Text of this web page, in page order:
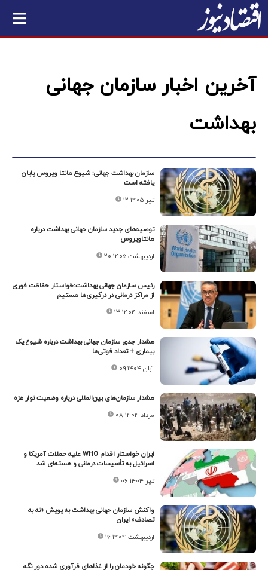
آخرین اخبار سازمان جهانی
بهداشت
سازمان بهداشت جهانی: شیوع هانتا ویروس پایان
یافته است
۱۲ تیر ۱۴۰۵
توصیه‌های جدید سازمان جهانی بهداشت درباره
هانتاویروس
۲۰ اردیبهشت ۱۴۰۵
رئیس سازمان جهانی بهداشت:خواستار حفاظت فوری
از مراکز درمانی در درگیری‌ها هستیم
۱۳ اسفند ۱۴۰۴
هشدار جدی سازمان جهانی بهداشت درباره شیوع یک
بیماری + تعداد فوتی‌ها
۰۹ آبان ۱۴۰۴
هشدار سازمان‌های بین‌المللی درباره وضعیت نوار غزه
۰۸ مرداد ۱۴۰۴
ایران خواستار اقدام WHO علیه حملات آمریکا و
اسرائیل به تأسیسات درمانی و هسته‌ای شد
۰۶ تیر ۱۴۰۴
واکنش سازمان جهانی بهداشت به پویش «نه به
تصادف» ایران
۱۶ اردیبهشت ۱۴۰۴
چگونه خودمان را از غذاهای فرآوری شده دور نگه